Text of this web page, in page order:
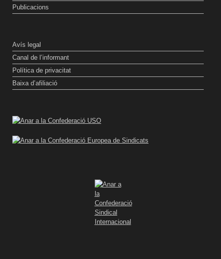
Publicacions
Avís legal
Canal de l’informant
Política de privacitat
Baixa d’afiliació